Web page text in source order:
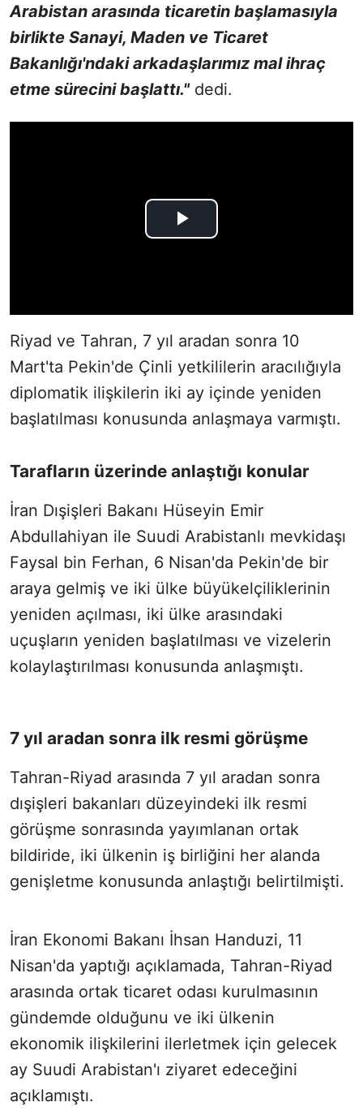
Arabistan arasında ticaretin başlamasıyla
birlikte Sanayi, Maden ve Ticaret
Bakanlığı'ndaki arkadaşlarımız mal ihraç
etme sürecini başlattı."dedi.
Riyad ve Tahran, 7 yıl aradan sonra 10
Mart'ta Pekin'de Çinli yetkililerin aracılığıyla
diplomatik ilişkilerin iki ay içinde yeniden
başlatılması konusunda anlaşmaya varmıştı.
Tarafların üzerinde anlaştığı konular
İran Dışişleri Bakanı Hüseyin Emir
Abdullahiyan ile Suudi Arabistanlı mevkidaşı
Faysal bin Ferhan, 6 Nisan'da Pekin'de bir
araya gelmiş ve iki ülke büyükelçiliklerinin
yeniden açılması, iki ülke arasındaki
uçuşların yeniden başlatılması ve vizelerin
kolaylaştırılması konusunda anlaşmıştı.
7 yıl aradan sonra ilk resmi görüşme
Tahran-Riyad arasında 7 yıl aradan sonra
dışişleri bakanları düzeyindeki ilk resmi
görüşme sonrasında yayımlanan ortak
bildiride, iki ülkenin iş birliğini her alanda
genişletme konusunda anlaştığı belirtilmişti.
İran Ekonomi Bakanı İhsan Handuzi, 11
Nisan'da yaptığı açıklamada, Tahran-Riyad
arasında ortak ticaret odası kurulmasının
gündemde olduğunu ve iki ülkenin
ekonomik ilişkilerini ilerletmek için gelecek
ay Suudi Arabistan'ı ziyaret edeceğini
açıklamıştı.